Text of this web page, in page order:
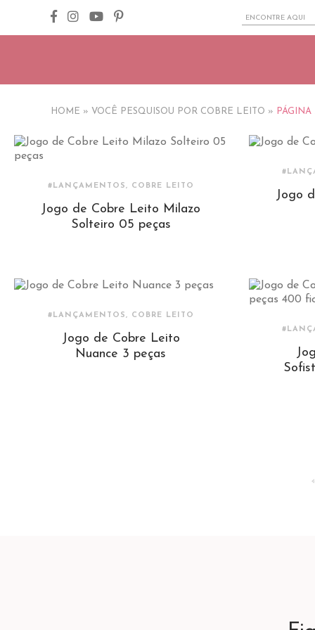
HOME » VOCÊ PESQUISOU POR COBRE LEITO » PÁGINA
#LANÇAMENTOS, COBRE LEITO
Jogo de Cobre Leito Milazo
Solteiro 05 peças
Jogo
#LANÇAMENTOS, COBRE LEITO
Jogo de Cobre Leito
Nuance 3 peças